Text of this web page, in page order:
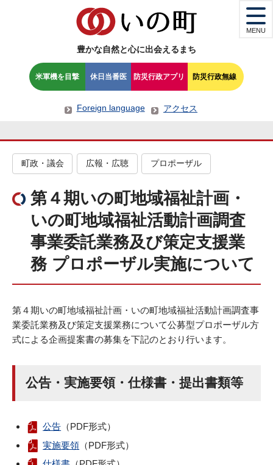
豊かな自然と心に出会えるまち
米軍機を目撃 休日当番医 防災行政アプリ 防災行政無線
Foreign language アクセス
MENU
町政・議会 広報・広聴 プロポーザル
第４期いの町地域福祉計画・
いの町地域福祉活動計画調査
事業委託業務及び策定支援業
務 プロポーザル実施について
第４期いの町地域福祉計画・いの町地域福祉活動計画調査事
業委託業務及び策定支援業務について公募型プロポーザル方
式による企画提案書の募集を下記のとおり行います。
公告・実施要領・仕様書・提出書類等
公告 （PDF形式）
実施要領 （PDF形式）